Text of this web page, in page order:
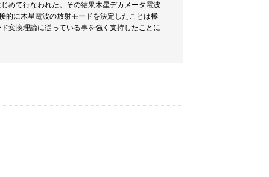
めて行なわれた。その結果木星デカメータ電波
的に木星電波の放射モードを決定したことは極
変換理論に従っている事を強く支持したことに